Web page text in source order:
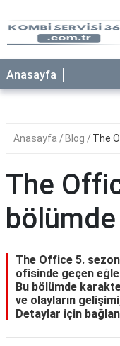
Anasayfa
Anasayfa Blog The
The
The Office 5.
ofisinde geçen
Bu bölümde
ve olayların
Detaylar için